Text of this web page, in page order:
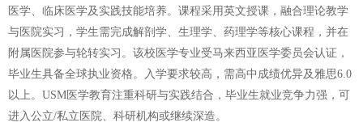
医学、临床医学及实践技能培养。课程采用英文授课，融合理论教学
与医院实习，学生需完成解剖学、生理学、药理学等核心课程，并在
附属医院参与轮转实习。该校医学专业受马来西亚医学委员会认证，
毕业生具备全球执业资格。入学要求较高，需高中成绩优异及雅思6.0
以上。USM医学教育注重科研与实践结合，毕业生就业竞争力强，可
进入公立/私立医院、科研机构或继续深造。